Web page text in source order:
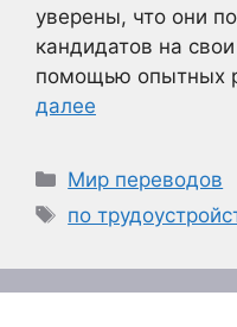
уверены, что они
кандидатов на
помощью опытных
далее
Рубрики
Мир переводов
Метки
по